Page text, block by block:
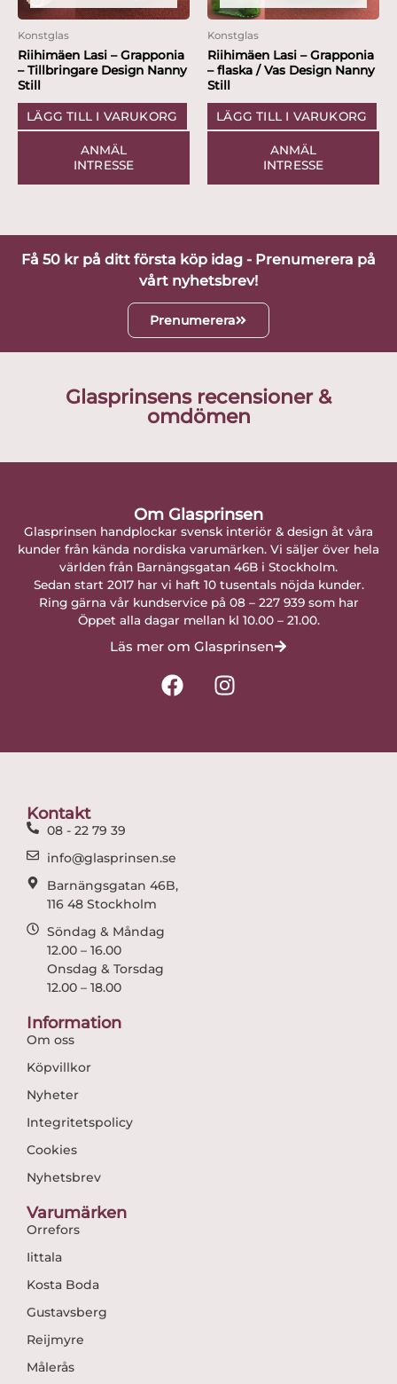
Konstglas
Riihimäen Lasi – Grapponia
– Tillbringare Design Nanny
Still
LÄGG TILL I VARUKORG
ANMÄL
INTRESSE
Konstglas
Riihimäen Lasi – Grapponia
– flaska / Vas Design Nanny
Still
LÄGG TILL I VARUKORG
ANMÄL
INTRESSE
Få 50 kr på ditt första köp idag - Prenumerera på
vårt nyhetsbrev!
Prenumerera
Glasprinsens recensioner &
omdömen
Om Glasprinsen
Glasprinsen handplockar svensk interiör & design åt våra
kunder från kända nordiska varumärken. Vi säljer över hela
världen från Barnängsgatan 46B i Stockholm.
Sedan start 2017 har vi haft 10 tusentals nöjda kunder.
Ring gärna vår kundservice på 08 – 227 939 som har
Öppet alla dagar mellan kl 10.00 – 21.00.
Läs mer om Glasprinsen
F
a
I
n
Kontakt
08 - 22 79 39
info@glasprinsen.se
Barnängsgatan 46B,
116 48 Stockholm
Söndag & Måndag
12.00 – 16.00
Onsdag & Torsdag
12.00 – 18.00
Information
Om oss
Köpvillkor
Nyheter
Integritetspolicy
Cookies
Nyhetsbrev
Varumärken
Orrefors
Iittala
Kosta Boda
Gustavsberg
Reijmyre
Målerås